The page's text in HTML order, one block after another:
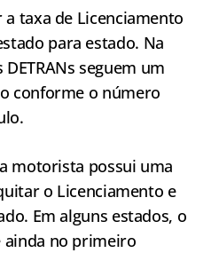
a taxa de Licenciamento
para estado. Na
seguem um
conforme o número
motorista possui uma
o Licenciamento e
Em alguns estados, o
ainda no primeiro